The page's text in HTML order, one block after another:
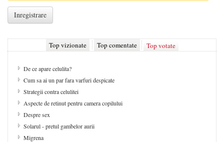
Top vizionate Top comentate Top votate
De ce apare celulita?
Cum sa ai un par fara varfuri despicate
Strategii contra celulitei
Aspecte de retinut pentru camera copilului
Despre sex
Solarul - pretul gambelor aurii
Migrena